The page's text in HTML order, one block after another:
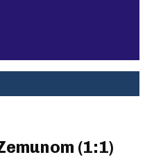
(1:1)